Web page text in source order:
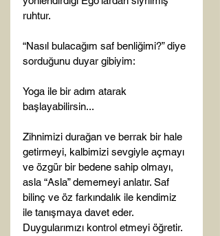
ruhtur.
“Nasıl bulacağım saf benliğimi?” diye
sorduğunu duyar gibiyim:
Yoga ile bir adım atarak
başlayabilirsin...
Zihnimizi durağan ve berrak bir hale
getirmeyi, kalbimizi sevgiyle açmayı
ve özgür bir bedene sahip olmayı,
asla “Asla” dememeyi anlatır. Saf
bilinç ve öz farkındalık ile kendimiz
ile tanışmaya davet eder.
Duygularımızı kontrol etmeyi öğretir.